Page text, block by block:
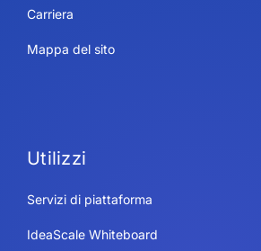
Carriera
Mappa del sito
Utilizzi
Servizi di piattaforma
IdeaScale Whiteboard